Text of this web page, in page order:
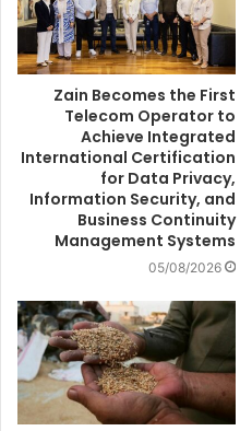
Zain Becomes the First
Telecom Operator to
Achieve Integrated
International Certification
for Data Privacy,
Information Security, and
Business Continuity
Management Systems
05/08/2026